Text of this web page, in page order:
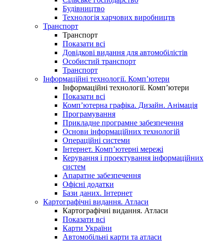
Будівництво
Технологія харчових виробництв
Транспорт
Транспорт
Показати всі
Довідкові видання для автомобілістів
Особистий транспорт
Транспорт
Інформаційні технології. Комп’ютери
Інформаційні технології. Комп’ютери
Показати всі
Комп’ютерна графіка. Дизайн. Анімація
Програмування
Прикладне програмне забезпечення
Основи інформаційних технологій
Операційні системи
Інтернет. Комп’ютерні мережі
Керування і проектування інформаційних
систем
Апаратне забезпечення
Офісні додатки
Бази даних. Інтернет
Картографічні видання. Атласи
Картографічні видання. Атласи
Показати всі
Карти України
Автомобільні карти та атласи